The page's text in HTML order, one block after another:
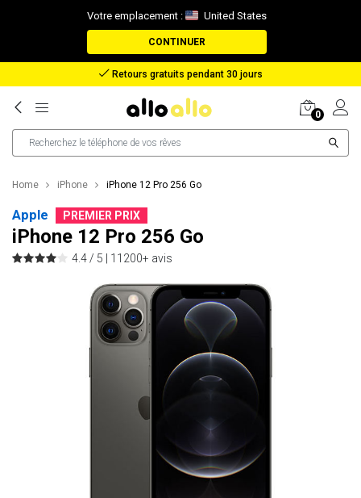
Votre emplacement : United States
CONTINUER
Retours gratuits pendant 30 jours
0
Home iPhone iPhone 12 Pro 256 Go
Apple PREMIER PRIX
iPhone 12 Pro 256 Go
4.4 / 5 | 11200+ avis